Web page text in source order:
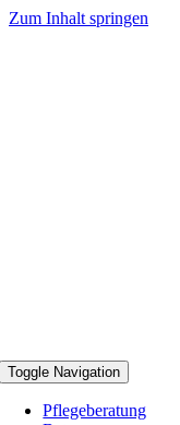
Zum Inhalt springen
Toggle Navigation
Pflegeberatung